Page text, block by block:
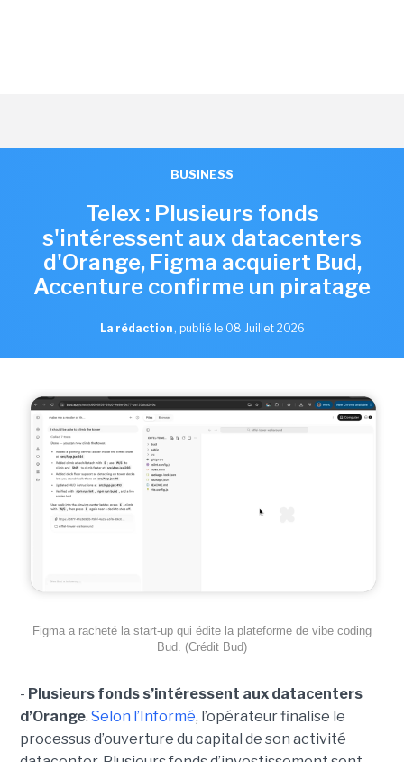
BUSINESS
Telex : Plusieurs fonds
s'intéressent aux datacenters
d'Orange, Figma acquiert Bud,
Accenture confirme un piratage
La rédaction , publié le 08 Juillet 2026
Figma a racheté la start-up qui édite la plateforme de vibe coding
Bud. (Crédit Bud)
- Plusieurs fonds s’intéressent aux datacenters
d’Orange. Selon l’Informé, l’opérateur finalise le
processus d’ouverture du capital de son activité